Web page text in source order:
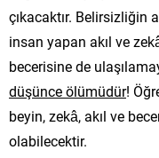
çıkacaktır. Belirsizliğin
insan yapan akıl ve
becerisine de
düşünce ölümüdür!
beyin, zekâ, akıl ve
olabilecektir.